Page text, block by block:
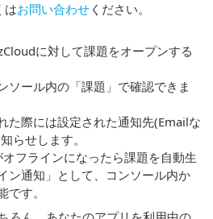
はお問い合わせ ください。
に対して課題をオープンする
ソール内の「課題」で確認できま
た際には設定された通知先(Emailな
らせします。
フラインになったら課題を自動生
ン通知」として、コンソール内か
す。